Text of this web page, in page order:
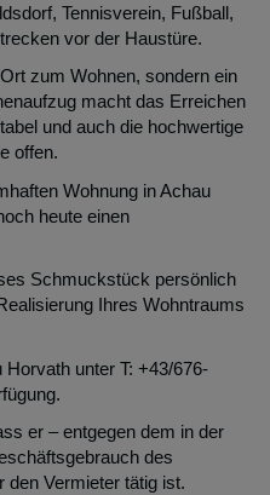
Tennisverein, Fußball,
vor der Haustüre.
zum Wohnen, sondern ein
macht das Erreichen
und auch die hochwertige
offen.
Wohnung in Achau
heute einen
Schmuckstück persönlich
Ihres Wohntraums
unter T: +43/676-
er – entgegen dem in der
des
den Vermieter tätig ist.